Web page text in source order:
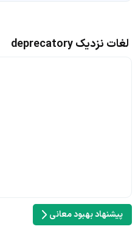
لغات نزدیک deprecatory
پیشنهاد بهبود معانی